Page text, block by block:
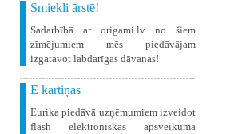
Smiekli ārstē!
Sadarbībā ar origami.lv no šiem
zīmējumiem mēs piedāvājam
izgatavot labdarīgas dāvanas!
E kartiņas
Eurika piedāvā uzņēmumiem izveidot
flash elektroniskās apsveikuma